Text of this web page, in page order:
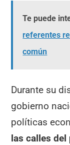
Te puede
referentes
común
Durante su
gobierno
políticas
las calles del